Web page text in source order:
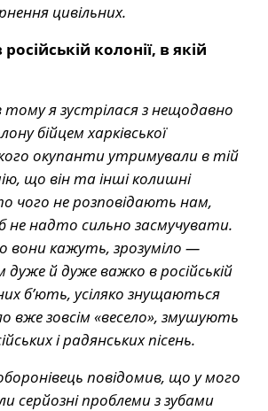
цивільних.
колонії, в якій
тому я зустрілася з нещодавно
бійцем харківської
окупанти утримували в тій
що він та інші колишні
чого не розповідають нам,
надто сильно засмучувати.
вони кажуть, зрозуміло —
й дуже важко в російській
б’ють, усіляко знущаються
вже зовсім «весело», змушують
і радянських пісень.
повідомив, що у мого
серйозні проблеми з зубами